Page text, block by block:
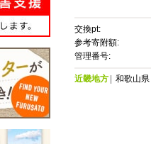
交換pt:
参考寄附額:
管理番号:
近畿地方 和歌山県